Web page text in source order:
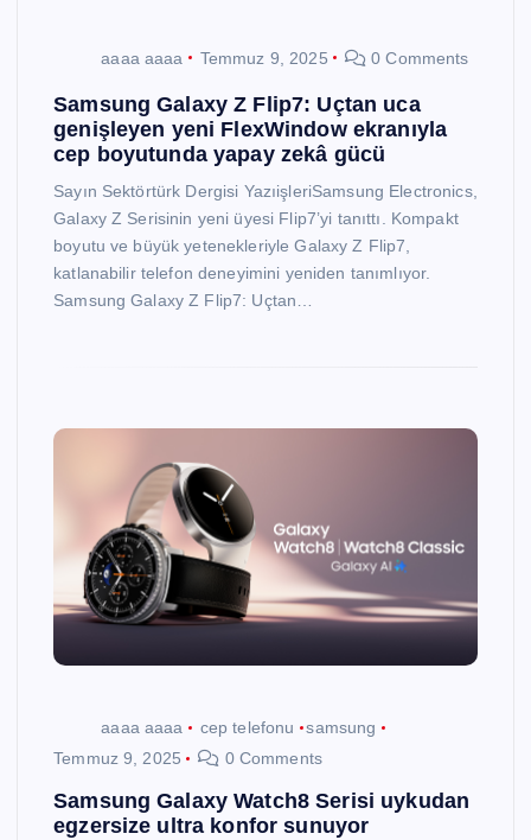
aaaa aaaa Temmuz 9, 2025 0 Comments
Samsung Galaxy Z Flip7: Uçtan uca
genişleyen yeni FlexWindow ekranıyla
cep boyutunda yapay zekâ gücü
Sayın Sektörtürk Dergisi YazıişleriSamsung Electronics,
Galaxy Z Serisinin yeni üyesi Flip7’yi tanıttı. Kompakt
boyutu ve büyük yetenekleriyle Galaxy Z Flip7,
katlanabilir telefon deneyimini yeniden tanımlıyor.
Samsung Galaxy Z Flip7: Uçtan…
aaaa aaaa cep telefonu
samsung
Temmuz 9, 2025
0 Comments
Samsung Galaxy Watch8 Serisi uykudan
egzersize ultra konfor sunuyor